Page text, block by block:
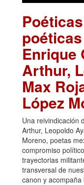
Enrique
Arthur,
Max
López
Una reivindicación
Arthur, Leopoldo
Moreno, poetas
compromiso
trayectorias
transversal de
canon y